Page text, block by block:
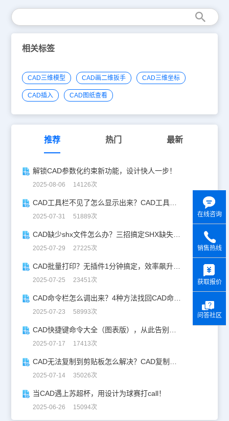
相关标签
CAD三维模型 CAD画二维扳手 CAD三维坐标
CAD插入 CAD图纸查看
推荐 热门 最新
解锁CAD参数化约束新功能，设计快人一步！
2025-08-06 14126次
CAD工具栏不见了怎么显示出来？CAD工具栏恢复指南
2025-07-31 51889次
CAD缺少shx文件怎么办？三招搞定SHX缺失难题
2025-07-29 27225次
CAD批量打印？无插件1分钟搞定，效率飙升90%！
2025-07-25 23451次
CAD命令栏怎么调出来？4种方法找回CAD命令栏
2025-07-23 58993次
CAD快捷键命令大全（图表版），从此告别低效绘图！
2025-07-17 17413次
CAD无法复制到剪贴板怎么解决？CAD复制失灵自救指南
2025-07-14 35026次
当CAD遇上苏超杯，用设计为球赛打call！
2025-06-26 15094次
在线咨询
销售热线
获取报价
问答社区